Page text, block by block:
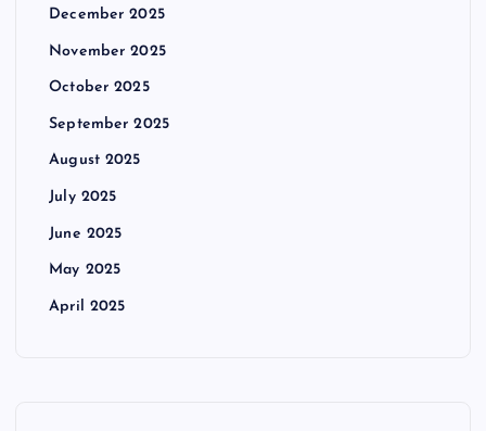
December 2025
November 2025
October 2025
September 2025
August 2025
July 2025
June 2025
May 2025
April 2025